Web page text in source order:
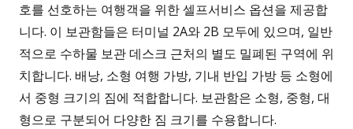
호를 선호하는 여행객을 위한 셀프서비스 옵션을 제공합
니다. 이 보관함들은 터미널 2A와 2B 모두에 있으며, 일반
적으로 수하물 보관 데스크 근처의 별도 밀폐된 구역에 위
치합니다. 배낭, 소형 여행 가방, 기내 반입 가방 등 소형에
서 중형 크기의 짐에 적합합니다. 보관함은 소형, 중형, 대
형으로 구분되어 다양한 짐 크기를 수용합니다.